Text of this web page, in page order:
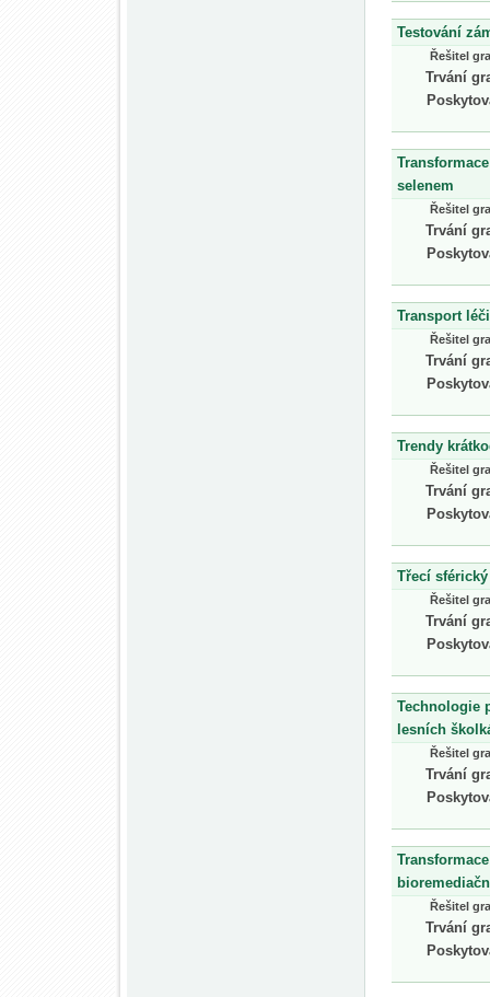
Testování
Řešitel
Trvání
selenem
Řešitel
Trvání
Transport
Řešitel
Trvání
Trendy
Řešitel
Trvání
Třecí
Řešitel
Trvání
Technologie
lesních
Řešitel
Trvání
Řešitel
Trvání